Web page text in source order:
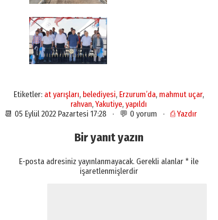
Etiketler: at yarışları, belediyesi, Erzurum’da, mahmut uçar,
rahvan,Yakutiye,yapıldı
📆 05 Eylül 2022 Pazartesi 17:28 · 💬 0 yorum · ⎙ Yazdır
Bir yanıt yazın
E-posta adresiniz yayınlanmayacak. Gerekli alanlar* ile
işaretlenmişlerdir